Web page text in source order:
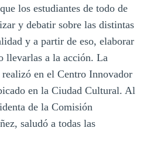
los estudiantes de todo de
y debatir sobre las distintas
y a partir de eso, elaborar
llevarlas a la acción. La
realizó en el Centro Innovador
en la Ciudad Cultural. Al
de la Comisión
saludó a todas las